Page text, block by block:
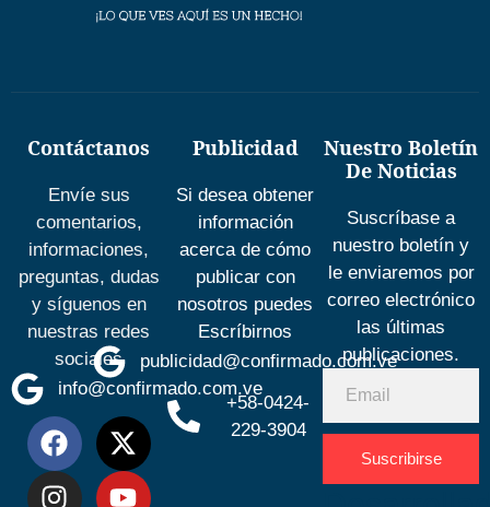
Contáctanos
Envíe sus
comentarios,
informaciones,
preguntas, dudas
y síguenos en
nuestras redes
sociales
info@confirmado.com.ve
Publicidad
Si desea obtener
información
acerca de cómo
publicar con
nosotros puedes
Escríbirnos
publicidad@confirmado.com.ve
+58-0424-
229-3904
Nuestro Boletín
De Noticias
Suscríbase a
nuestro boletín y
le enviaremos por
correo electrónico
las últimas
publicaciones.
Suscribirse